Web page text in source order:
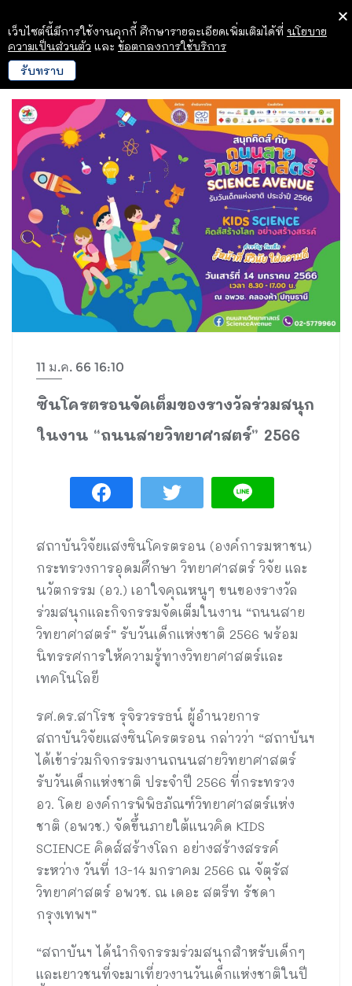
11 ม.ค. 66 16:10
ซินโครตรอนจัดเต็มของรางวัลร่วมสนุก
ในงาน “ถนนสายวิทยาศาสตร์” 2566
สถาบันวิจัยแสงซินโครตรอน (องค์การมหาชน)
กระทรวงการอุดมศึกษา วิทยาศาสตร์ วิจัย และ
นวัตกรรม (อว.) เอาใจคุณหนูๆ ขนของรางวัล
ร่วมสนุกและกิจกรรมจัดเต็มในงาน “ถนนสาย
วิทยาศาสตร์” รับวันเด็กแห่งชาติ 2566 พร้อม
นิทรรศการให้ความรู้ทางวิทยาศาสตร์และ
เทคโนโลยี
รศ.ดร.สาโรช รุจิรวรรธน์ ผู้อำนวยการ
สถาบันวิจัยแสงซินโครตรอน กล่าวว่า “สถาบันฯ
ได้เข้าร่วมกิจกรรมงานถนนสายวิทยาศาสตร์
รับวันเด็กแห่งชาติ ประจำปี 2566 ที่กระทรวง
อว. โดย องค์การพิพิธภัณฑ์วิทยาศาสตร์แห่ง
ชาติ (อพวช.) จัดขึ้นภายใต้แนวคิด KIDS
SCIENCE คิดส์สร้างโลก อย่างสร้างสรรค์
ระหว่าง วันที่ 13-14 มกราคม 2566 ณ จัตุรัส
วิทยาศาสตร์ อพวช. ณ เดอะ สตรีท รัชดา
กรุงเทพฯ”
“สถาบันฯ ได้นำกิจกรรมร่วมสนุกสำหรับเด็กๆ
และเยาวชนที่จะมาเที่ยวงานวันเด็กแห่งชาติในปี
เว็บไซต์นี้มีการใช้งานคุกกี้ ศึกษารายละเอียดเพิ่มเติมได้ที่ นโยบาย
ความเป็นส่วนตัว และ ข้อตกลงการใช้บริการ
รับทราบ